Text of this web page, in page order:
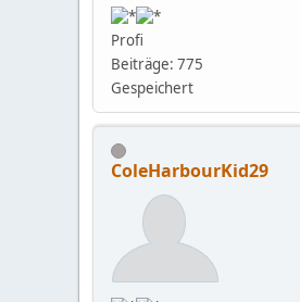
Profi
Beiträge: 775
Gespeichert
ColeHarbourKid29